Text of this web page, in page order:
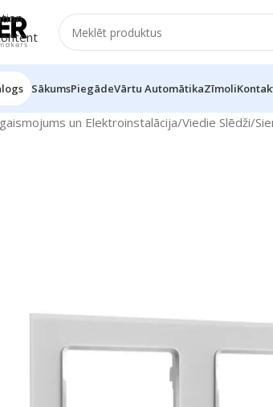
SākumsPiegādeVārtu AutomātikaZīmoli
un Elektroinstalācija/Viedie Slēdži/